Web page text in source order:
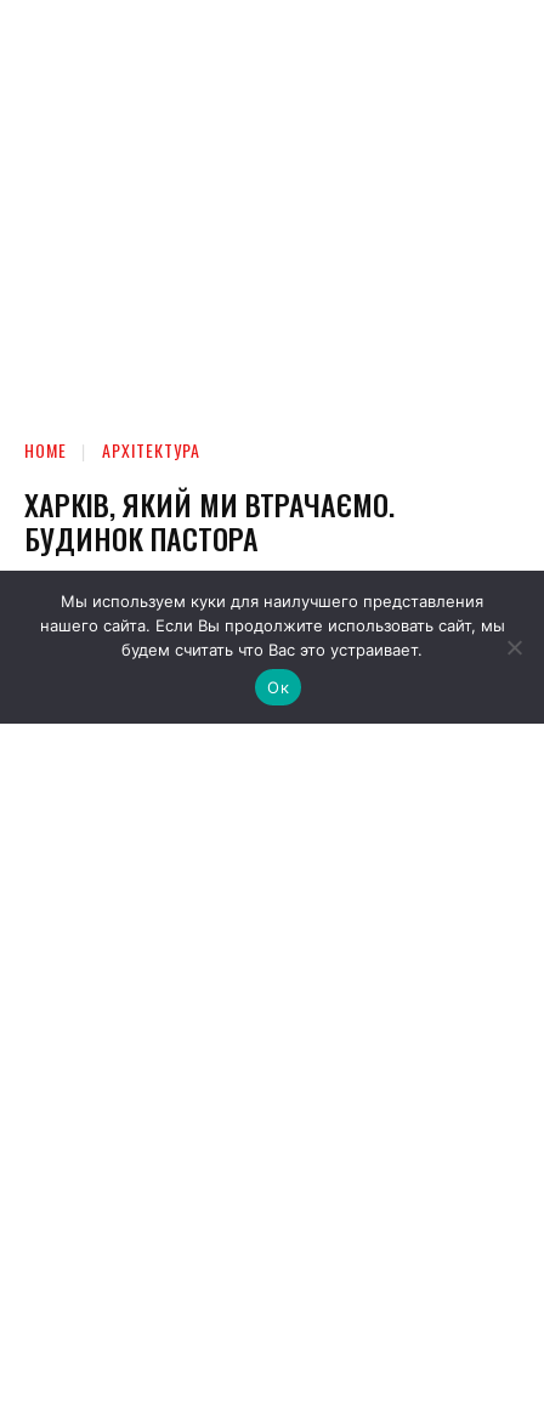
Мы используем куки для наилучшего представления
нашего сайта. Если Вы продолжите использовать сайт, мы
будем считать что Вас это устраивает.
Ок